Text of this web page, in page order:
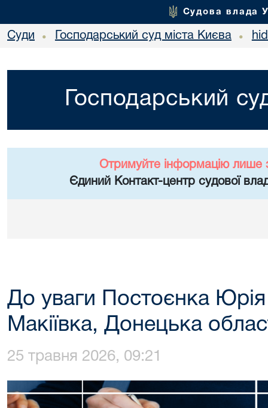
Судова влада
Суди • Господарський суд міста Києва •
Господарський
Отримуйте інформацію лише
Єдиний Контакт-центр судової
До уваги Постоєнка
Макіївка, Донецька
25 травня 2026, 09:21